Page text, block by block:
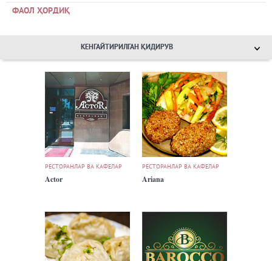
ФАОЛ ҲОРДИҚ
КЕНГАЙТИРИЛГАН ҚИДИРУВ
РЕСТОРАНЛАР ВА КАФЕЛАР
Actor
РЕСТОРАНЛАР ВА КАФЕЛАР
Ariana